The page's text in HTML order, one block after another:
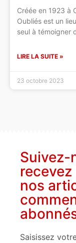
Créée en 1923 à
Oubliés est un
seul à témoigner
LIRE LA SUITE »
23 octobre 2023
Suivez-
nos
Saisissez